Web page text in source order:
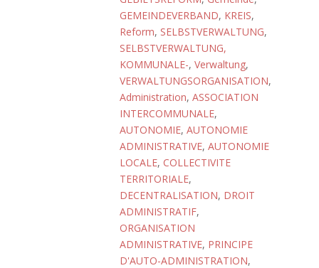
GEMEINDEVERBAND, KREIS,
Reform, SELBSTVERWALTUNG,
SELBSTVERWALTUNG,
KOMMUNALE-, Verwaltung,
VERWALTUNGSORGANISATION,
Administration, ASSOCIATION
INTERCOMMUNALE,
AUTONOMIE, AUTONOMIE
ADMINISTRATIVE, AUTONOMIE
LOCALE, COLLECTIVITE
TERRITORIALE,
DECENTRALISATION, DROIT
ADMINISTRATIF,
ORGANISATION
ADMINISTRATIVE, PRINCIPE
D'AUTO-ADMINISTRATION,